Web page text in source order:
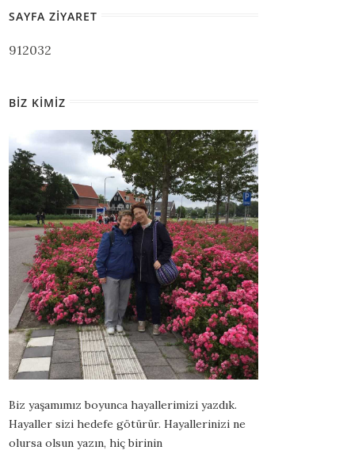
SAYFA ZIYARET
912032
BIZ KIMIZ
Biz yaşamımız boyunca hayallerimizi yazdık.
Hayaller sizi hedefe götürür. Hayallerinizi ne
olursa olsun yazın, hiç birinin